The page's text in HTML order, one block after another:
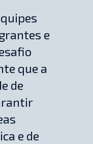
e
que a
de
e de